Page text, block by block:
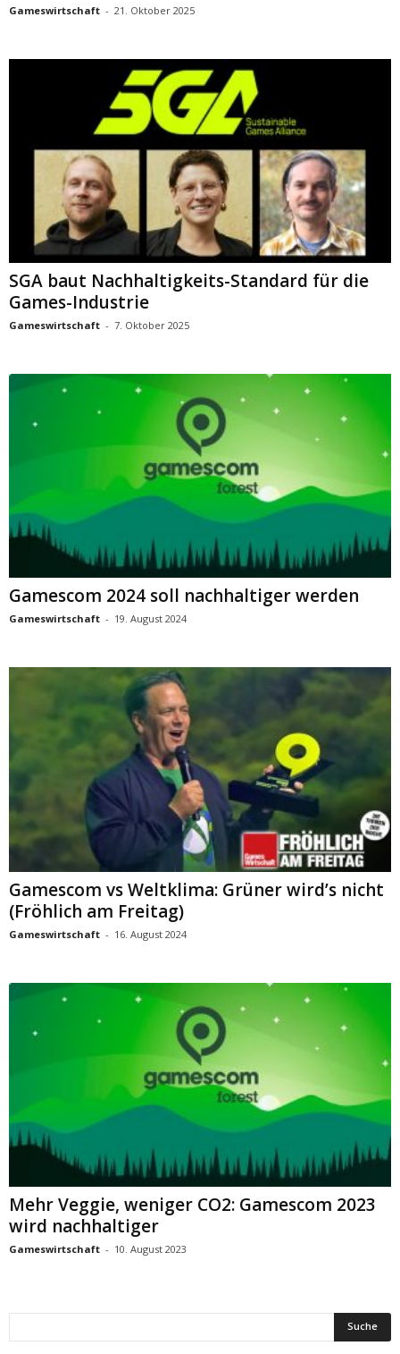
Gameswirtschaft - 21. Oktober 2025
SGA baut Nachhaltigkeits-Standard für die
Games-Industrie
Gameswirtschaft - 7. Oktober 2025
Gamescom 2024 soll nachhaltiger werden
Gameswirtschaft - 19. August 2024
Gamescom vs Weltklima: Grüner wird’s nicht
(Fröhlich am Freitag)
Gameswirtschaft - 16. August 2024
Mehr Veggie, weniger CO2: Gamescom 2023
wird nachhaltiger
Gameswirtschaft - 10. August 2023